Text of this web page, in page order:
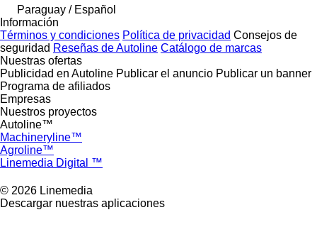
Paraguay / Español
Información
Términos y condiciones Política de privacidad Consejos de
seguridad Reseñas de Autoline Catálogo de marcas
Nuestras ofertas
Publicidad en Autoline Publicar el anuncio Publicar un banner
Programa de afiliados
Empresas
Nuestros proyectos
Autoline™
Machineryline™
Agroline™
Linemedia Digital ™
© 2026 Linemedia
Descargar nuestras aplicaciones